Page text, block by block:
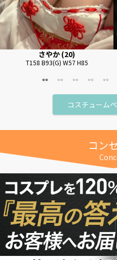
さやか (20)
T158 B93(G) W57 H85
コスチューム
コン